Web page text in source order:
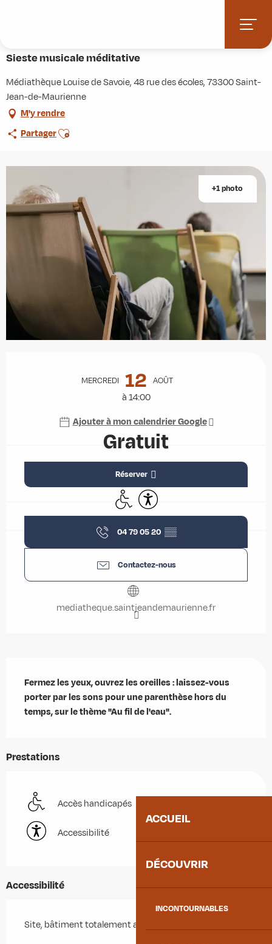
ACCUEIL
DÉCOUVRIR
INCONTOURNABLES
Sieste musicale méditative
Médiathèque Louise de Savoie, 48 rue des écoles, 73300 Saint-
Jean-de-Maurienne
M'y rendre
PartagerAjouter aux favoris
+1 photo
MERCREDI 12 AOÛT
à 14:00
Ajouter à mon calendrier Google
Gratuit
Réserver
Accès handicapés
Accessibilité
04 79 05 20 ▒▒
Contactez-nous
mediatheque.saintjeandemaurienne.fr
Fermez les yeux, ouvrez les oreilles : laissez-vous
porter par les sons pour une parenthèse hors du
temps, sur le thème "Au fil de l'eau".
Prestations
Accès handicapés
Accessibilité
Accessibilité
Site, bâtiment totalement accessible